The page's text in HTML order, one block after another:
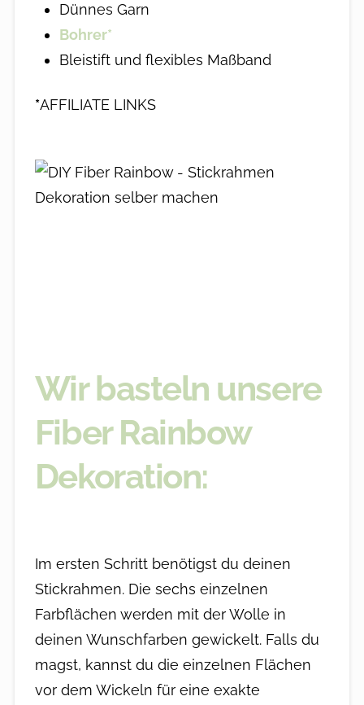
Dünnes Garn
Bohrer*
Bleistift und flexibles Maßband
*AFFILIATE LINKS
Wir basteln unsere
Fiber Rainbow
Dekoration:
Im ersten Schritt benötigst du deinen
Stickrahmen. Die sechs einzelnen
Farbflächen werden mit der Wolle in
deinen Wunschfarben gewickelt. Falls du
magst, kannst du die einzelnen Flächen
vor dem Wickeln für eine exakte